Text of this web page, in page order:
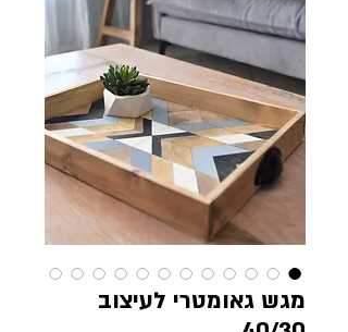
מגש גאומטרי לעיצוב